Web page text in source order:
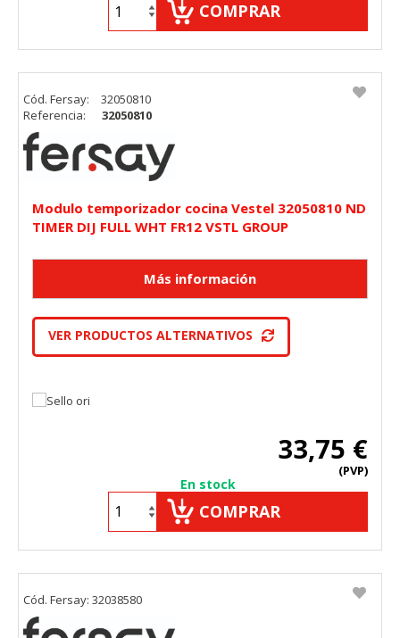
COMPRAR
Modulo temporizador cocina Vestel 32050810 ND
TIMER DIJ FULL WHT FR12 VSTL GROUP
VER PRODUCTOS ALTERNATIVOS
33,75 €
(PVP)
En stock
COMPRAR
Cód. Fersay:
32050810
Referencia:
32050810
Cód. Fersay: 32038580